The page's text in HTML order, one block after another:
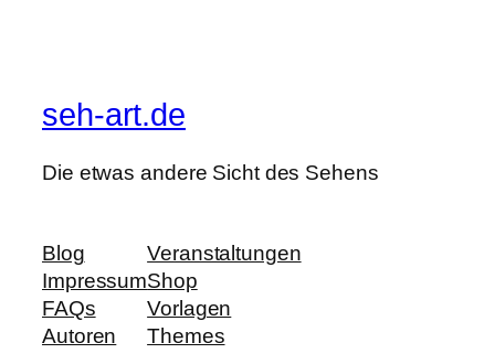
seh-art.de
Die etwas andere Sicht des Sehens
Blog
Impressum
FAQs
Autoren
Veranstaltungen
Shop
Vorlagen
Themes